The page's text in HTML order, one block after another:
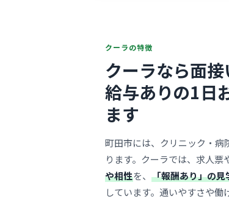
クーラの特徴
クーラなら面接
給与ありの1日
ます
町田市には、クリニック・病
ります。クーラでは、求人
や相性を、 「報酬あり」の
しています。通いやすさや